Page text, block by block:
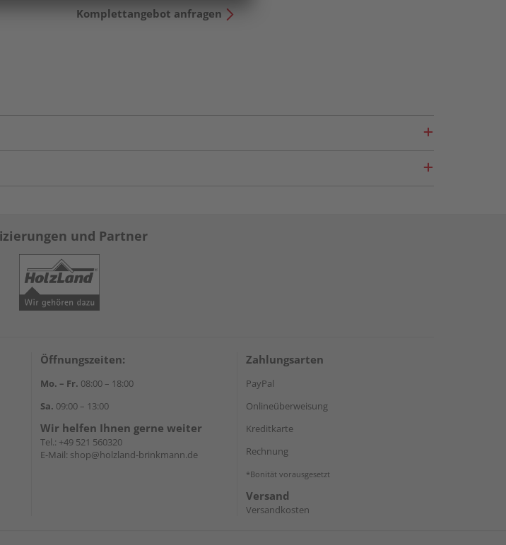
Komplettangebot anfragen
und Partner
Öffnungszeiten:
Mo. – Fr. 08:00 – 18:00
Sa. 09:00 – 13:00
Wir helfen Ihnen gerne weiter
Tel.: +49 521 560320
E-Mail: shop@holzland-brinkmann.de
Zahlungsarten
PayPal
Onlineüberweisung
Kreditkarte
Rechnung
*Bonität vorausgesetzt
Versand
Versandkosten